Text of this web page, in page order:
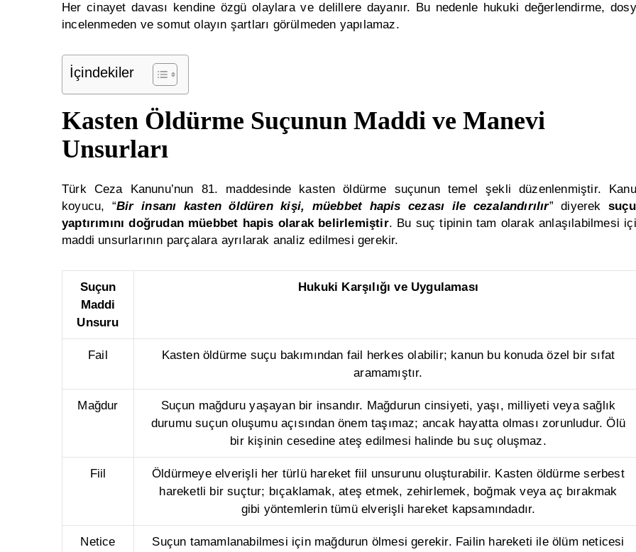
Her cinayet davası kendine özgü olaylara ve delillere dayanır. Bu nedenle hukuki değerlendirme,
incelenmeden ve somut olayın şartları görülmeden yapılamaz.
İçindekiler
Kasten Öldürme Suçunun Maddi ve Manevi
Unsurları
Türk Ceza Kanunu’nun 81. maddesinde kasten öldürme suçunun temel şekli düzenlenmiştir.
koyucu, “Bir insanı kasten öldüren kişi, müebbet hapis cezası ile cezalandırılır” diyerek
yaptırımını doğrudan müebbet hapis olarak belirlemiştir. Bu suç tipinin tam olarak anlaşılabilmesi
maddi unsurlarının parçalara ayrılarak analiz edilmesi gerekir.
Suçun
Maddi
Unsuru
Hukuki Karşılığı ve Uygulaması
Fail
Kasten öldürme suçu bakımından fail herkes olabilir; kanun bu konuda özel bir sıfat
aramamıştır.
Mağdur
Suçun mağduru yaşayan bir insandır. Mağdurun cinsiyeti, yaşı, milliyeti veya sağlık
durumu suçun oluşumu açısından önem taşımaz; ancak hayatta olması zorunludur. Ölü
bir kişinin cesedine ateş edilmesi halinde bu suç oluşmaz.
Fiil
Öldürmeye elverişli her türlü hareket fiil unsurunu oluşturabilir. Kasten öldürme serbest
hareketli bir suçtur; bıçaklamak, ateş etmek, zehirlemek, boğmak veya aç bırakmak
gibi yöntemlerin tümü elverişli hareket kapsamındadır.
Netice
Suçun tamamlanabilmesi için mağdurun ölmesi gerekir. Failin hareketi ile ölüm neticesi